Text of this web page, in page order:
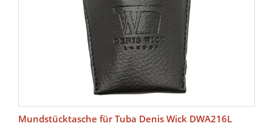
Mundstücktasche für Tuba Denis Wick DWA216L